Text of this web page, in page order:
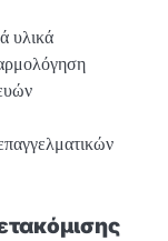
υλικά